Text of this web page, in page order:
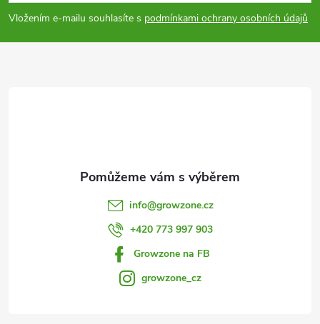
pVložením e-mailu souhlasíte s podmínkami ochrany osobních údajů
info@growzone.cz
+420 773 997 903
Growzone na FB
growzone_cz